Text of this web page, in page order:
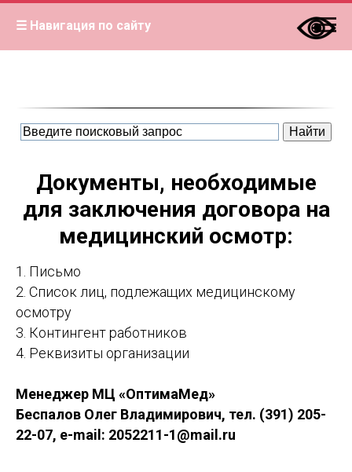
☰ Навигация по сайту
Документы, необходимые
для заключения договора на
медицинский осмотр:
1. Письмо
2. Список лиц, подлежащих медицинскому
осмотру
3. Контингент работников
4. Реквизиты организации
Менеджер МЦ «ОптимаМед»
Беспалов Олег Владимирович, тел. (391) 205-
22-07, e-mail: 2052211-1@mail.ru